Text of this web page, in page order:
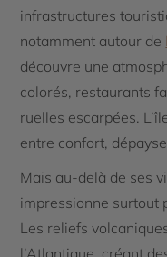
infrastructures
notamment autour de
découvre une
colorés, restaurants
ruelles escarpées.
entre confort,
Mais au-delà de ses
impressionne surtout
Les reliefs
l’Atlantique, créant